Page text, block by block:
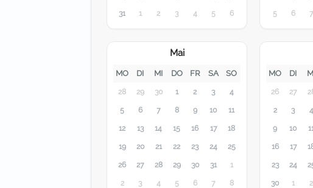
31 1 2 3 4 5 6 5 6 7
Mai
MO DI MI DO FR SA SO
28 29 30 1 2 3 4
5 6 7 8 9 10 11
12 13 14 15 16 17 18
19 20 21 22 23 24 25
26 27 28 29 30 31 1
2 3 4 5 6 7 8
MO DI
26 27
2 3 4
9 10 11
16 17
23 24
30 1 2